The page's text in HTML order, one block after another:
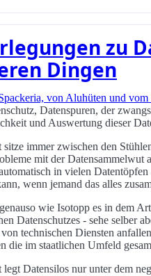
zu
Dingen
von Aluhüten und
Datenspuren, der
und Auswertung dieser
sitze immer zwischen den
mit der Datensammelwut
in vielen
wenn jemand das alles
wie Isotopp es in dem
Datenschutzes - sehe selber
technischen Diensten
die im staatlichen Umfeld
legt Datensilos nur unter dem